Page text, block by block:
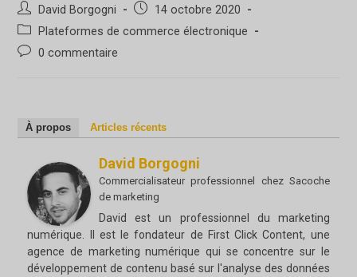
Auteur/autrice
de
publication :
David Borgogni
Poste14 octobre 2020
Catégorie
de
Plateformes de commerce électronique
Poster0 commentaire
À propos Articles récents
David Borgogni
Commercialisateur professionnel chez Sacoche
de marketing
David est un professionnel du marketing
numérique. Il est le fondateur de First Click Content, une
agence de marketing numérique qui se concentre sur le
développement de contenu basé sur l'analyse des données